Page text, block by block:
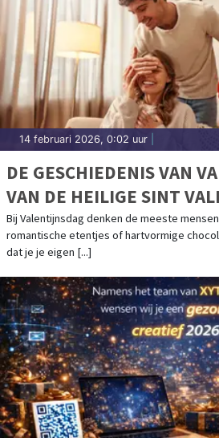
14 februari 2026, 0:02 uur
DE GESCHIEDENIS VAN
VAN DE HEILIGE SINT
COMMERCIEEL
Bij Valentijnsdag denken de meeste
romantische etentjes of hartvormige
dat je je eigen [...]